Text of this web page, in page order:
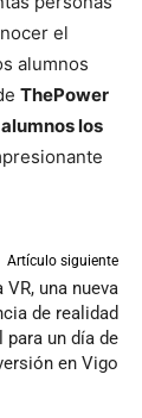
el
alumnos
ThePower
los
Artículo siguiente
VR, una nueva
de realidad
para un día de
en Vigo